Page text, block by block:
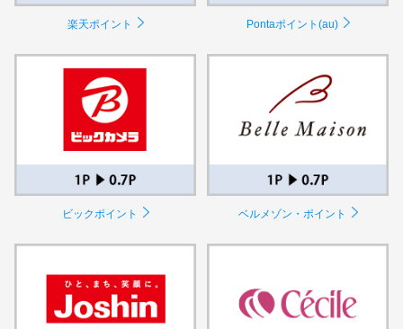
楽天ポイント Pontaポイント(au)
ビックポイント ベルメゾン・ポイント